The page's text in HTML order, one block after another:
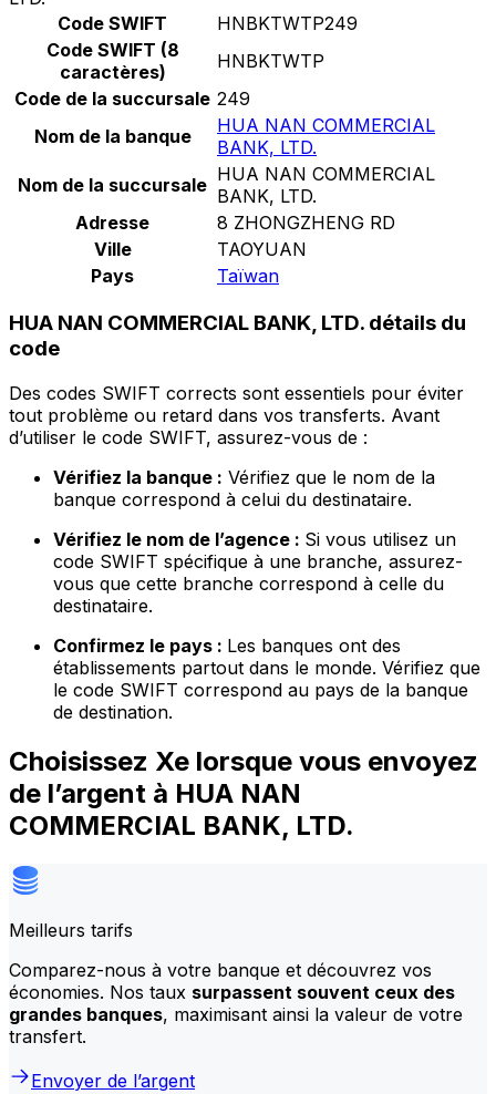
Code SWIFT
HNBKTWTP249
Code SWIFT (8
caractères)
HNBKTWTP
Code de la succursale 249
Nom de la banque
HUA NAN COMMERCIAL
BANK, LTD.
Nom de la succursale HUA NAN COMMERCIAL
BANK, LTD.
Adresse
8 ZHONGZHENG RD
Ville
TAOYUAN
Pays
Taïwan
HUA NAN COMMERCIAL BANK, LTD. détails du
code
Des codes SWIFT corrects sont essentiels pour éviter
tout problème ou retard dans vos transferts. Avant
d’utiliser le code SWIFT, assurez-vous de :
Vérifiez la banque : Vérifiez que le nom de la
banque correspond à celui du destinataire.
Vérifiez le nom de l’agence : Si vous utilisez un
code SWIFT spécifique à une branche, assurez-
vous que cette branche correspond à celle du
destinataire.
Confirmez le pays : Les banques ont des
établissements partout dans le monde. Vérifiez que
le code SWIFT correspond au pays de la banque
de destination.
Choisissez Xe lorsque vous envoyez
de l’argent à HUA NAN
COMMERCIAL BANK, LTD.
Meilleurs tarifs
Comparez-nous à votre banque et découvrez vos
économies. Nos taux surpassent souvent ceux des
grandes banques, maximisant ainsi la valeur de votre
transfert.
Envoyer de l’argent